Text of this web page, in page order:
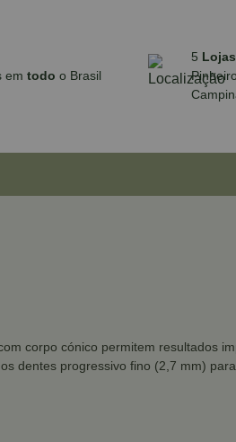
em todo o Brasil
5 Lojas
corpo cónico permitem resultados
dentes progressivo fino (2,7 mm)